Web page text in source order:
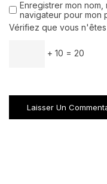
Enregistrer mon
navigateur pour mon
Vérifiez que vous
+ 10 = 20